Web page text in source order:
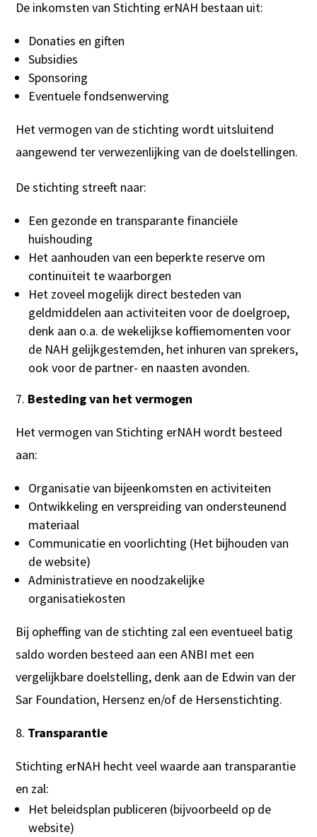
De inkomsten van Stichting erNAH bestaan uit:
Donaties en giften
Subsidies
Sponsoring
Eventuele fondsenwerving
Het vermogen van de stichting wordt uitsluitend
aangewend ter verwezenlijking van de doelstellingen.
De stichting streeft naar:
Een gezonde en transparante financiële
huishouding
Het aanhouden van een beperkte reserve om
continuïteit te waarborgen
Het zoveel mogelijk direct besteden van
geldmiddelen aan activiteiten voor de doelgroep,
denk aan o.a. de wekelijkse koffiemomenten voor
de NAH gelijkgestemden, het inhuren van sprekers,
ook voor de partner- en naasten avonden.
Besteding van het vermogen
Het vermogen van Stichting erNAH wordt besteed
aan:
Organisatie van bijeenkomsten en activiteiten
Ontwikkeling en verspreiding van ondersteunend
materiaal
Communicatie en voorlichting (Het bijhouden van
de website)
Administratieve en noodzakelijke
organisatiekosten
Bij opheffing van de stichting zal een eventueel batig
saldo worden besteed aan een ANBI met een
vergelijkbare doelstelling, denk aan de Edwin van der
Sar Foundation, Hersenz en/of de Hersenstichting.
Transparantie
Stichting erNAH hecht veel waarde aan transparantie
en zal:
Het beleidsplan publiceren (bijvoorbeeld op de
website)